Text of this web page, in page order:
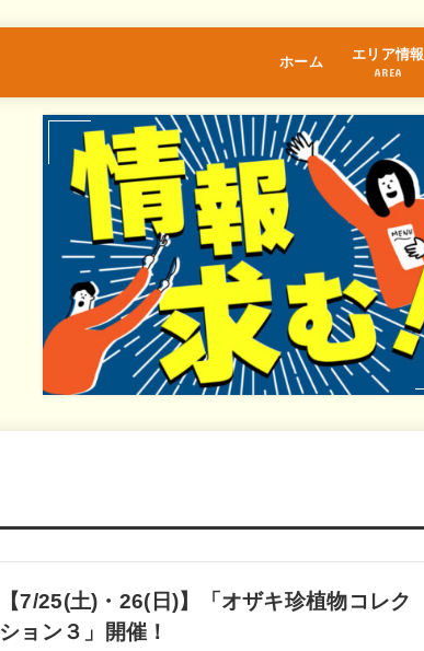
ホーム エリア情報
AREA
江古田
桜台
練馬
中村橋
富士見台
石神井公園
大泉学園
保谷
氷川台
光が丘
東武練馬
上井草
【7/25(土)・26(日)】「オザキ珍植物コレク
ション３」開催！